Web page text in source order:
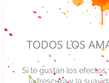
TODOS LOS
Si te gustan los
la frescura y la